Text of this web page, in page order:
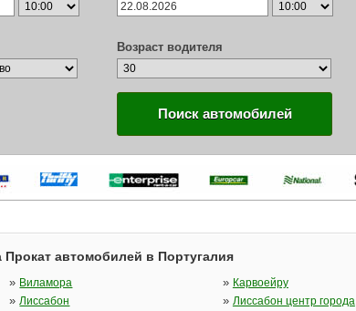
Возраст водителя
Поиск автомобилей
автомобилей в Португалия
» Виламора » Карвоейру
»Лиссабон » Лиссабон центр города